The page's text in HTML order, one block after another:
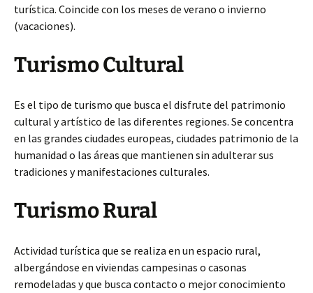
turística. Coincide con los meses de verano o invierno
(vacaciones).
Turismo Cultural
Es el tipo de turismo que busca el disfrute del patrimonio
cultural y artístico de las diferentes regiones. Se concentra
en las grandes ciudades europeas, ciudades patrimonio de la
humanidad o las áreas que mantienen sin adulterar sus
tradiciones y manifestaciones culturales.
Turismo Rural
Actividad turística que se realiza en un espacio rural,
albergándose en viviendas campesinas o casonas
remodeladas y que busca contacto o mejor conocimiento